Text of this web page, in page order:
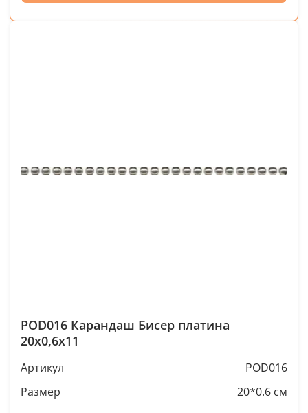
POD016 Карандаш Бисер платина
20х0,6х11
Артикул
POD016
Размер
20*0.6 см